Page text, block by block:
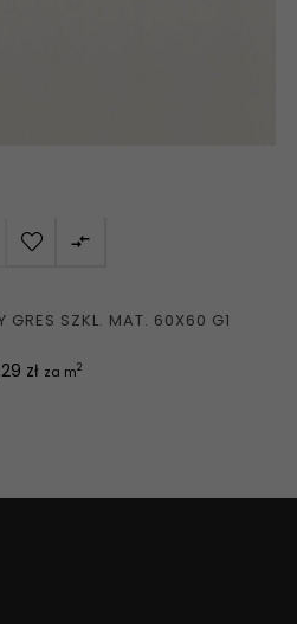

GRES SZKL. MAT. 60X60 G1
zł za m2